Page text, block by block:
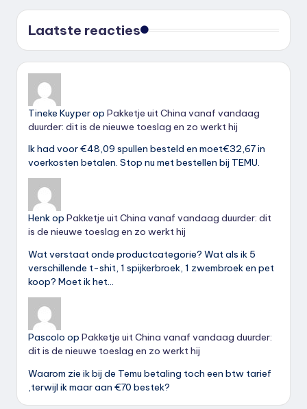
Laatste reacties
Tineke Kuyperop Pakketje uit China vanaf vandaag
duurder: dit is de nieuwe toeslag en zo werkt hij
Ik had voor €48,09 spullen besteld en moet€32,67 in
voerkosten betalen. Stop nu met bestellen bij TEMU.
Henkop Pakketje uit China vanaf vandaag duurder: dit
is de nieuwe toeslag en zo werkt hij
Wat verstaat onde productcategorie? Wat als ik 5
verschillende t-shit, 1 spijkerbroek, 1 zwembroek en pet
koop? Moet ik het…
Pascolo op Pakketje uit China vanaf vandaag duurder:
dit is de nieuwe toeslag en zo werkt hij
Waarom zie ik bij de Temu betaling toch een btw tarief
,terwijl ik maar aan €70 bestek?